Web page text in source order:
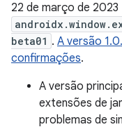
22 de março de
beta01 . A versão
confirmações.
A versão
extensões de
problemas de